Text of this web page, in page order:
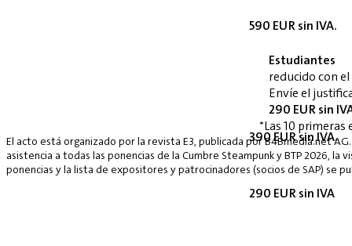
590 EUR sin IVA.
390 EUR sin IVA.
290 EUR sin IVA
Estudiantes
reducido con
Envíe el
290 EUR sin
*Las 10
El acto está organizado por la revista E3, publicada por B4Bmedia.net
asistencia a todas las ponencias de la Cumbre Steampunk y BTP 2026,
ponencias y la lista de expositores y patrocinadores (socios de SAP) se